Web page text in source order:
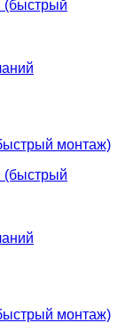
монтаж)
монтаж)